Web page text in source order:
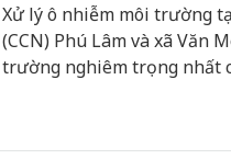
Xử lý ô nhiễm môi trường
(CCN) Phú Lâm và xã Văn
trường nghiêm trọng nhất
nhân dân.